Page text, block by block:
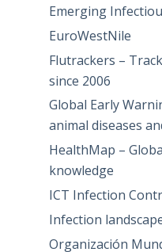
Emerging
EuroWestNile
Flutrackers –
since 2006
Global Early
animal diseases
HealthMap –
knowledge
ICT Infection
Infection
Organización